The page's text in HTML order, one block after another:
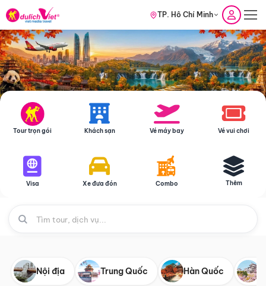
TP. Hồ Chí Minh
Tour trọn gói Khách sạn Vé máy bay Vé vui chơi
Visa Xe đưa đón Combo Thêm
Nội địa Trung Quốc Hàn Quốc